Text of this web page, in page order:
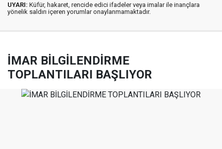
UYARI: Küfür, hakaret, rencide edici ifadeler veya imalar ile inançlara
yönelik saldırı içeren yorumlar onaylanmamaktadır.
İMAR BİLGİLENDİRME
TOPLANTILARI BAŞLIYOR